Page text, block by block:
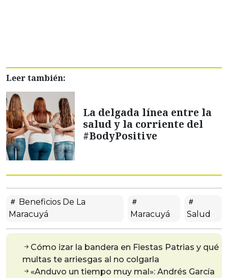
Leer también:
La delgada línea entre la
salud y la corriente del
#BodyPositive
Beneficios De La
Maracuyá
Maracuyá Salud
Cómo izar la bandera en Fiestas Patrias y qué
multas te arriesgas al no colgarla
«Anduvo un tiempo muy mal»: Andrés García